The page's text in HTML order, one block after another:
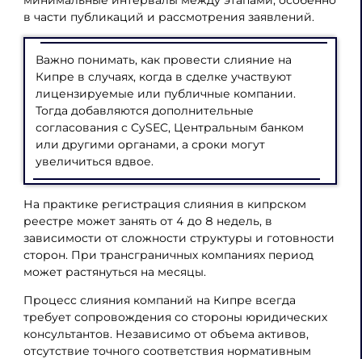
в части публикаций и рассмотрения заявлений.
Важно понимать, как провести слияние на
Кипре в случаях, когда в сделке участвуют
лицензируемые или публичные компании.
Тогда добавляются дополнительные
согласования с CySEC, Центральным банком
или другими органами, а сроки могут
увеличиться вдвое.
На практике регистрация слияния в кипрском
реестре может занять от 4 до 8 недель, в
зависимости от сложности структуры и готовности
сторон. При трансграничных компаниях период
может растянуться на месяцы.
Процесс слияния компаний на Кипре всегда
требует сопровождения со стороны юридических
консультантов. Независимо от объема активов,
отсутствие точного соответствия нормативным